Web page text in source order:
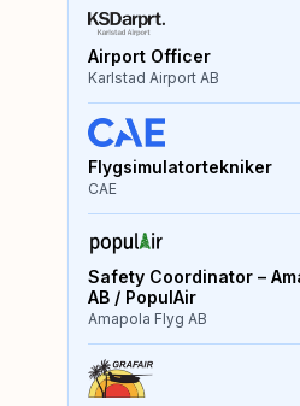
Airport Officer
Karlstad Airport AB
Flygsimulatortekniker
CAE
Safety Coordinator –
AB / PopulAir
Amapola Flyg AB